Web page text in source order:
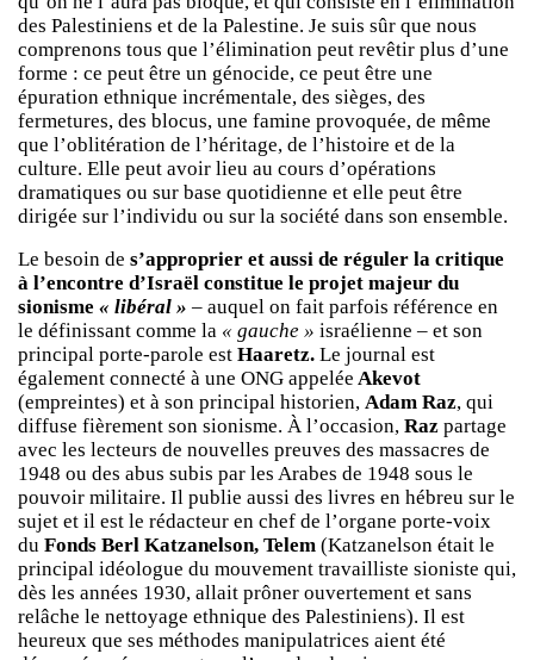
des Palestiniens et de la Palestine. Je suis sûr que nous
comprenons tous que l’élimination peut revêtir plus d’une
forme : ce peut être un génocide, ce peut être une
épuration ethnique incrémentale, des sièges, des
fermetures, des blocus, une famine provoquée, de même
que l’oblitération de l’héritage, de l’histoire et de la
culture. Elle peut avoir lieu au cours d’opérations
dramatiques ou sur base quotidienne et elle peut être
dirigée sur l’individu ou sur la société dans son ensemble.
Le besoin de s’approprier et aussi de réguler la critique
à l’encontre d’Israël constitue le projet majeur du
sionisme « libéral » – auquel on fait parfois référence en
le définissant comme la « gauche » israélienne – et son
principal porte-parole est Haaretz. Le journal est
également connecté à une ONG appelée Akevot
(empreintes) et à son principal historien, Adam Raz, qui
diffuse fièrement son sionisme. À l’occasion, Raz partage
avec les lecteurs de nouvelles preuves des massacres de
1948 ou des abus subis par les Arabes de 1948 sous le
pouvoir militaire. Il publie aussi des livres en hébreu sur le
sujet et il est le rédacteur en chef de l’organe porte-voix
du Fonds Berl Katzanelson, Telem (Katzanelson était le
principal idéologue du mouvement travailliste sioniste qui,
dès les années 1930, allait prôner ouvertement et sans
relâche le nettoyage ethnique des Palestiniens). Il est
heureux que ses méthodes manipulatrices aient été